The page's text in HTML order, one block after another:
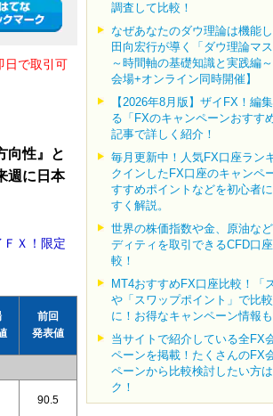
日で取引可
向性』と
週に日本
ＦＸ！限定
前回
発表値
90.5
調査して比較！
なぜあなたのダウ理論は機能
田向宏行が導く「ダウ理論マス
～時間軸の基礎知識と実践編～
会場+オンライン同時開催】
【2026年8月版】ザイFX！編
る「FXのキャンペーンおすす
記事で詳しく紹介！
毎月更新中！人気FX口座ラン
クインしたFX口座のキャンペ
すすめポイントなどを初心者
すく解説。
世界の株価指数や金、原油な
ディティを取引できるCFD口
較！
MT4おすすめFX口座比較！「
や「スワップポイント」で比
に！お得なキャンペーン情報も
当サイトで紹介している全FX
ペーンを掲載！たくさんのFX
ペーンから比較検討したい方
ク！